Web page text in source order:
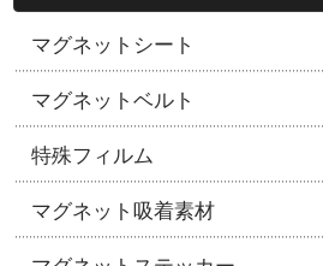
マグネットシート
マグネットベルト
特殊フィルム
マグネット吸着素材